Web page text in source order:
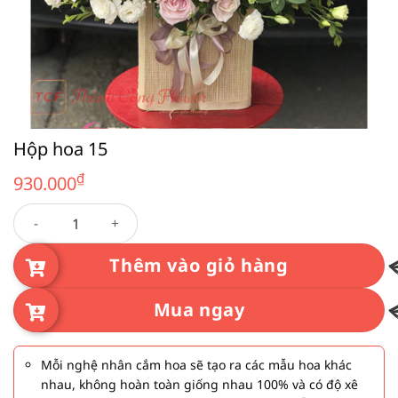
Hộp hoa 15
930.000₫
Hộp hoa 15 số lượng
Thêm vào giỏ hàng
Mua ngay
Mỗi nghệ nhân cắm hoa sẽ tạo ra các mẫu hoa khác
nhau, không hoàn toàn giống nhau 100% và có độ xê